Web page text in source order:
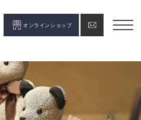
オンラインショップ